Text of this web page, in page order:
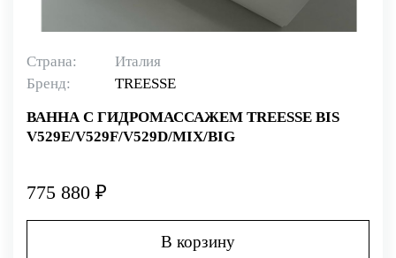
Страна:
Италия
Бренд:
TREESSE
ВАННА С ГИДРОМАССАЖЕМ TREESSE BIS
V529E/V529F/V529D/MIX/BIG
775 880 ₽
В корзину